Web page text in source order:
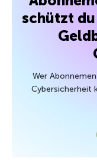
schützt
Wer
Cybersicherheit